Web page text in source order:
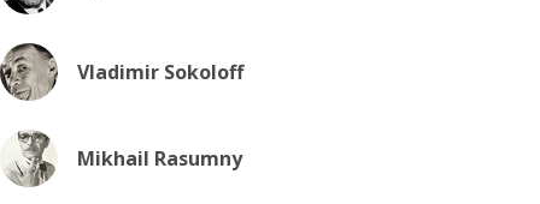
Vladimir Sokoloff
Mikhail Rasumny